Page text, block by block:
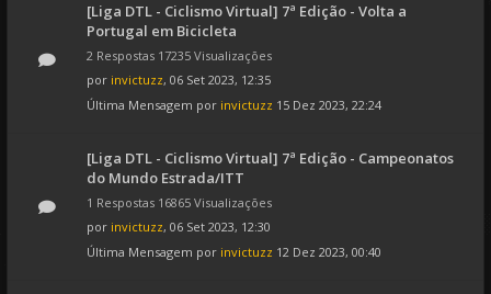
[Liga DTL - Ciclismo Virtual] 7ª Edição - Volta a
Portugal em Bicicleta
2 Respostas 17235 Visualizações
por invictuzz, 06 Set 2023, 12:35
Última Mensagem por invictuzz 15 Dez 2023, 22:24
[Liga DTL - Ciclismo Virtual] 7ª Edição - Campeonatos
do Mundo Estrada/ITT
1 Respostas 16865 Visualizações
por invictuzz, 06 Set 2023, 12:30
Última Mensagem por invictuzz 12 Dez 2023, 00:40